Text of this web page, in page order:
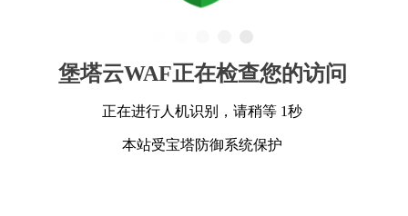
堡塔云WAF正在检查您的访问
正在进行人机识别，请稍等 1秒
本站受宝塔防御系统保护